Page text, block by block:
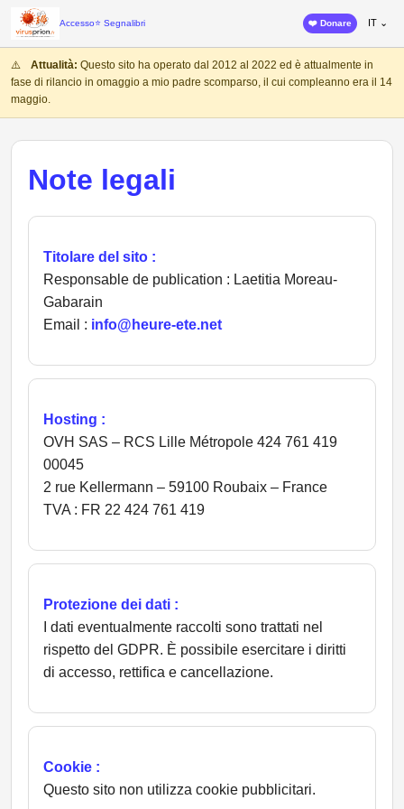
Accesso⭐ Segnalibri ❤️ Donare IT ⌄
⚠️ Attualità: Questo sito ha operato dal 2012 al 2022 ed è attualmente in
fase di rilancio in omaggio a mio padre scomparso, il cui compleanno era il 14
maggio.
Note legali
Titolare del sito :
Responsable de publication : Laetitia Moreau-
Gabarain
Email : info@heure-ete.net
Hosting :
OVH SAS – RCS Lille Métropole 424 761 419
00045
2 rue Kellermann – 59100 Roubaix – France
TVA : FR 22 424 761 419
Protezione dei dati :
I dati eventualmente raccolti sono trattati nel
rispetto del GDPR. È possibile esercitare i diritti
di accesso, rettifica e cancellazione.
Cookie :
Questo sito non utilizza cookie pubblicitari.